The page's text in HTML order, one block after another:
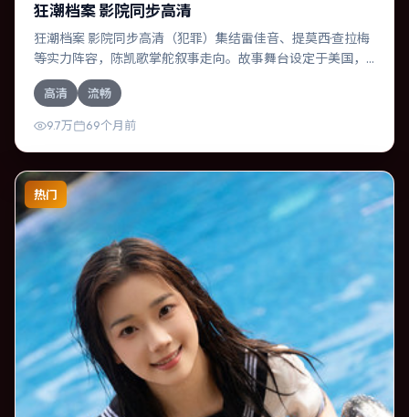
狂潮档案 影院同步高清
狂潮档案 影院同步高清（犯罪）集结雷佳音、提莫西·查拉梅
等实力阵容，陈凯歌掌舵叙事走向。故事舞台设定于美国，
围绕一次意外选择展开连锁反应；配乐与色彩高度服务于主
题，结尾留白耐人寻味。
高清 流畅
9.7万 69个月前
热门